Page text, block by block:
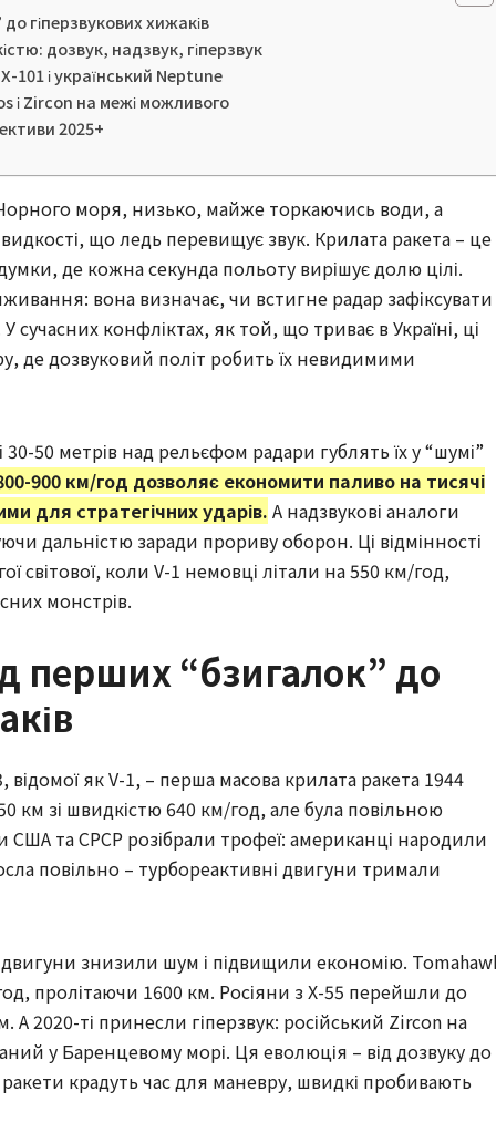
до гіперзвукових хижаків
дозвук, надзвук, гіперзвук
101 і український Neptune
і Zircon на межі можливого
2025+
моря, низько, майже торкаючись води, а
що ледь перевищує звук. Крилата ракета – це
де кожна секунда польоту вирішує долю цілі.
вона визначає, чи встигне радар зафіксувати
сучасних конфліктах, як той, що триває в Україні, ці
де дозвуковий політ робить їх невидимими
50 метрів над рельєфом радари гублять їх у “шумі”
900 км/год дозволяє економити паливо на тисячі
для стратегічних ударів. А надзвукові аналоги
дальністю заради прориву оборон. Ці відмінності
світової, коли V-1 немовці літали на 550 км/год,
монстрів.
перших “бзигалок” до
відомої як V-1, – перша масова крилата ракета 1944
км зі швидкістю 640 км/год, але була повільною
та СРСР розібрали трофеї: американці народили
повільно – турбореактивні двигуни тримали
знизили шум і підвищили економію.
пролітаючи 1600 км. Росіяни з Х-55 перейшли до
А 2020-ті принесли гіперзвук: російський Zircon на
у Баренцевому морі. Ця еволюція – від дозвуку до
ракети крадуть час для маневру, швидкі пробивають